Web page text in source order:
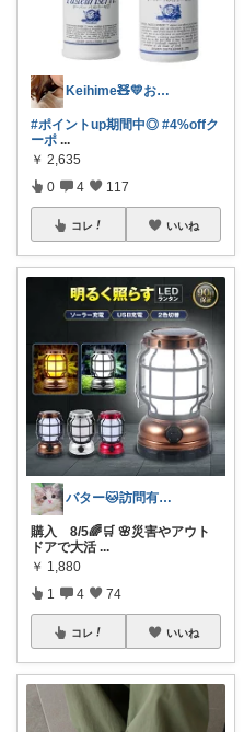
Keihime🧸💛お礼プロフにて💐
#ポイントup期間中◎ #4%offク
ーポ ...
￥ 2,635
0 4 117
コレ いいね
バター🐱訪問有難うございます💕
購入 8/5🌈🛒 🌸災害やアウト
ドアで大活 ...
￥ 1,880
1 4 74
コレ いいね